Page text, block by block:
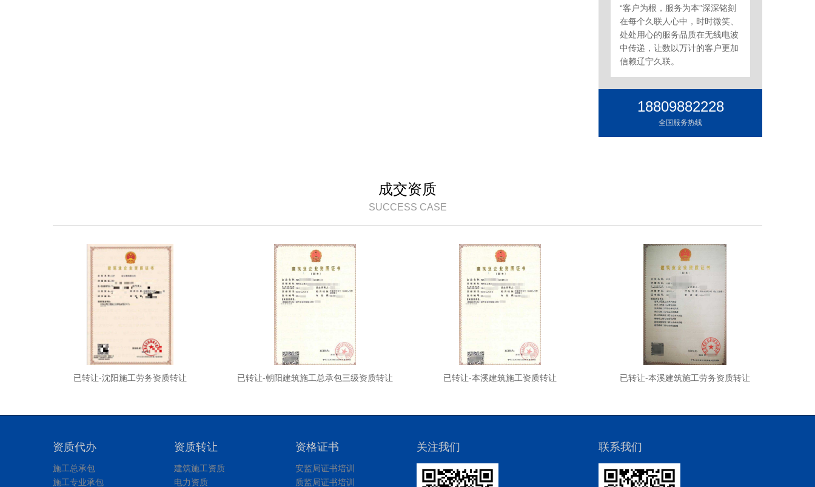
“客户为根，服务为本”深深铭刻
在每个久联人心中，时时微笑、
处处用心的服务品质在无线电波
中传递，让数以万计的客户更加
信赖辽宁久联。
18809882228
全国服务热线
成交资质
SUCCESS CASE
已转让-沈阳施工劳务资质转让 已转让-朝阳建筑施工总承包三级资质转让 已转让-本溪建筑施工资质转让 已转让-本溪建筑施工劳务资质转让
资质代办
施工总承包
施工专业承包
资质转让
建筑施工资质
电力资质
资格证书
安监局证书培训
质监局证书培训
关注我们 联系我们